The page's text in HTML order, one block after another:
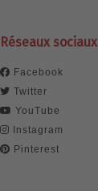
Réseaux sociaux
Facebook
Twitter
YouTube
Instagram
Pinterest